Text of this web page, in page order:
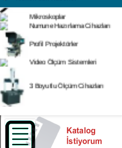
Numune Hazırlama Cihazları
Çekme Kopma Test Cihazları